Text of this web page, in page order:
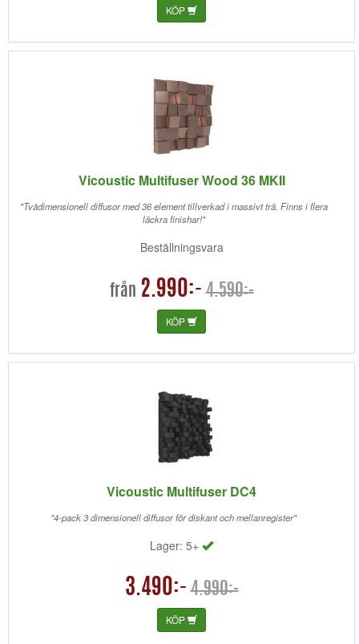
KÖP
Vicoustic Multifuser Wood 36 MKII
"Tvådimensionell diffusor med 36 element tillverkad i massivt trä. Finns i flera
läckra finishar!"
Beställningsvara
från 2.990:- 4.590:-
KÖP
Vicoustic Multifuser DC4
"4-pack 3 dimensionell diffusor för diskant och mellanregister"
Lager: 5+
3.490:- 4.990:-
KÖP